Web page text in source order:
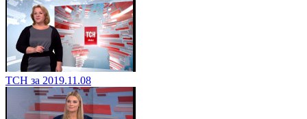
ТСН за 2019.11.08